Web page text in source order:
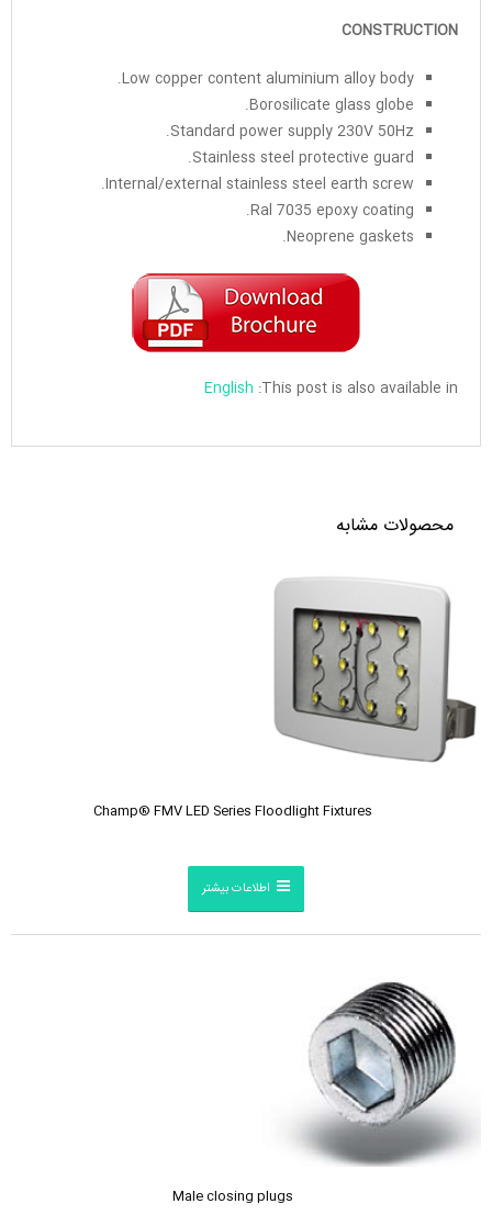
CONSTRUCTION
Low copper content aluminium alloy body.
Borosilicate glass globe.
Standard power supply 230V 50Hz.
Stainless steel protective guard.
Internal/external stainless steel earth screw.
Ral 7035 epoxy coating.
Neoprene gaskets.
This post is also available in:
English
محصولات مشابه
Champ® FMV LED Series Floodlight Fixtures
اطلاعات بیشتر
Male closing plugs